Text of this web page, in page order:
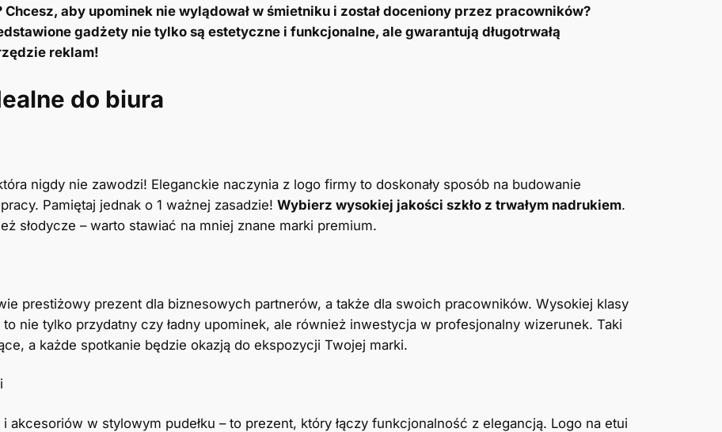
aby upominek nie wylądował w śmietniku i został doceniony przez pracowników?
gadżety nie tylko są estetyczne i funkcjonalne, ale gwarantują długotrwałą
reklam!
do biura
nigdy nie zawodzi! Eleganckie naczynia z logo firmy to doskonały sposób na budowanie
Pamiętaj jednak o 1 ważnej zasadzie! Wybierz wysokiej jakości szkło z trwałym nadrukiem.
słodycze – warto stawiać na mniej znane marki premium.
prestiżowy prezent dla biznesowych partnerów, a także dla swoich pracowników. Wysokiej klasy
nie tylko przydatny czy ładny upominek, ale również inwestycja w profesjonalny wizerunek. Taki
a każde spotkanie będzie okazją do ekspozycji Twojej marki.
akcesoriów w stylowym pudełku – to prezent, który łączy funkcjonalność z elegancją. Logo na etui